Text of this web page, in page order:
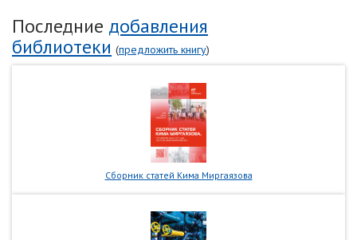
Последние добавления
библиотеки (предложить книгу)
Сборник статей Кима Миргаязова